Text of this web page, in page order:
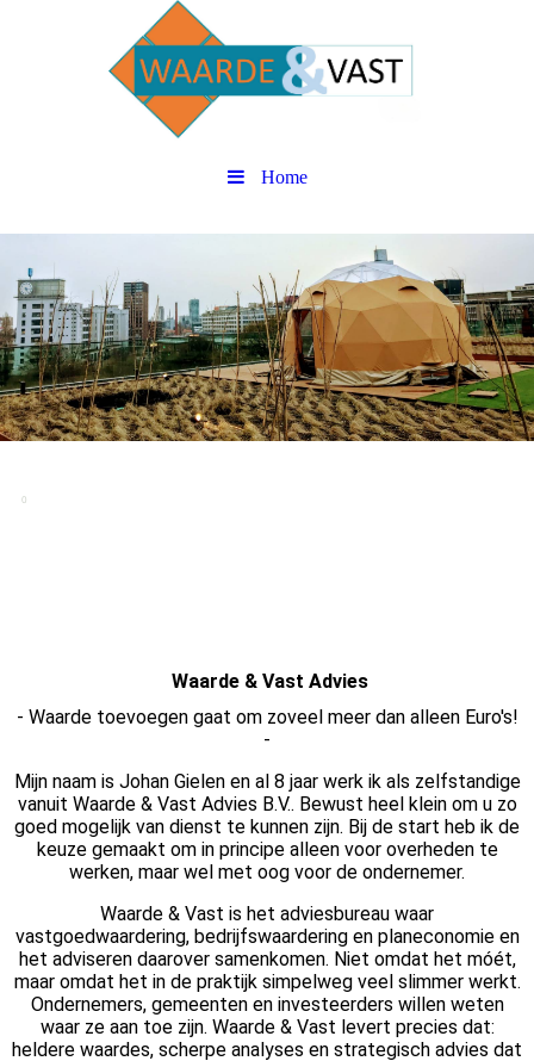
Home
0
Waarde & Vast Advies
- Waarde toevoegen gaat om zoveel meer dan alleen Euro's!
-
Mijn naam is Johan Gielen en al 8 jaar werk ik als zelfstandige
vanuit Waarde & Vast Advies B.V.. Bewust heel klein om u zo
goed mogelijk van dienst te kunnen zijn. Bij de start heb ik de
keuze gemaakt om in principe alleen voor overheden te
werken, maar wel met oog voor de ondernemer.
Waarde & Vast is het adviesbureau waar
vastgoedwaardering, bedrijfswaardering en planeconomie en
het adviseren daarover samenkomen. Niet omdat het móét,
maar omdat het in de praktijk simpelweg veel slimmer werkt.
Ondernemers, gemeenten en investeerders willen weten
waar ze aan toe zijn. Waarde & Vast levert precies dat:
heldere waardes, scherpe analyses en strategisch advies dat